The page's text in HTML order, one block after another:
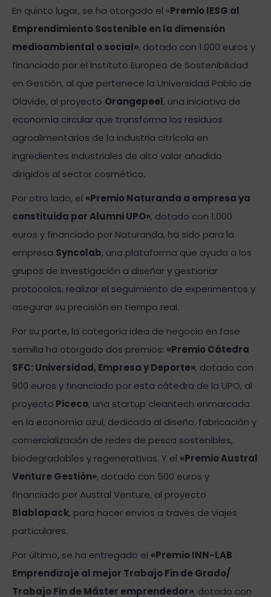
En quinto lugar, se ha otorgado el «Premio IESG al
Emprendimiento Sostenible en la dimensión
medioambiental o social», dotado con 1.000 euros y
financiado por el Instituto Europeo de Sostenibilidad
en Gestión, al que pertenece la Universidad Pablo de
Olavide, al proyecto Orangepeel, una iniciativa de
economía circular que transforma los residuos
agroalimentarios de la industria citrícola en
ingredientes industriales de alto valor añadido
dirigidos al sector cosmético.
Por otro lado, el «Premio Naturanda a empresa ya
constituida por Alumni UPO», dotado con 1.000
euros y financiado por Naturanda, ha sido para la
empresa Syncolab, una plataforma que ayuda a los
grupos de investigación a diseñar y gestionar
protocolos, realizar el seguimiento de experimentos y
asegurar su precisión en tiempo real.
Por su parte, la categoría idea de negocio en fase
semilla ha otorgado dos premios: «Premio Cátedra
SFC: Universidad, Empresa y Deporte», dotado con
900 euros y financiado por esta cátedra de la UPO, al
proyecto Piceco, una startup cleantech enmarcada
en la economía azul, dedicada al diseño, fabricación y
comercialización de redes de pesca sostenibles,
biodegradables y regenerativas. Y el «Premio Austral
Venture Gestión», dotado con 500 euros y
financiado por Austral Venture, al proyecto
Blablapack, para hacer envíos a través de viajes
particulares.
Por último, se ha entregado el «Premio INN-LAB
Emprendizaje al mejor Trabajo Fin de Grado/
Trabajo Fin de Máster emprendedor», dotado con